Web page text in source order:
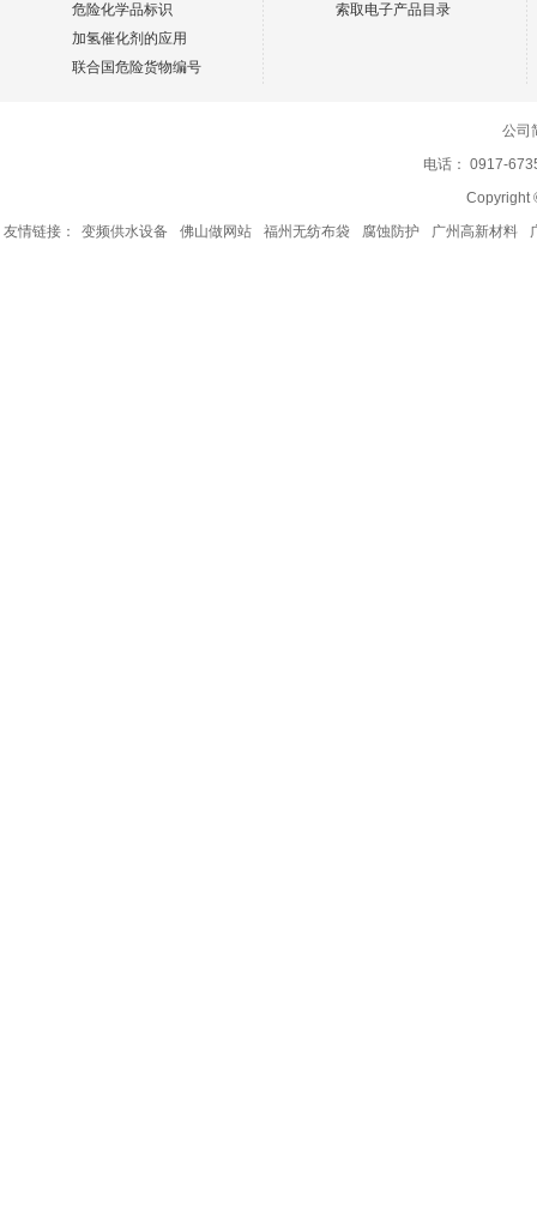
危险化学品标识
加氢催化剂的应用
联合国危险货物编号
索取电子产品目录
公司
电话： 0917-
Copyright
友情链接：
变频供水设备 佛山做网站 福州无纺布袋 腐蚀防护 广州高新材料